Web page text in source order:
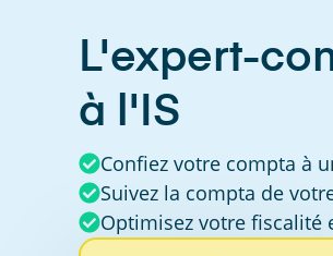
L'expert-
à l'IS
Confiez votre compta à
Suivez la compta de
Optimisez votre fiscalité